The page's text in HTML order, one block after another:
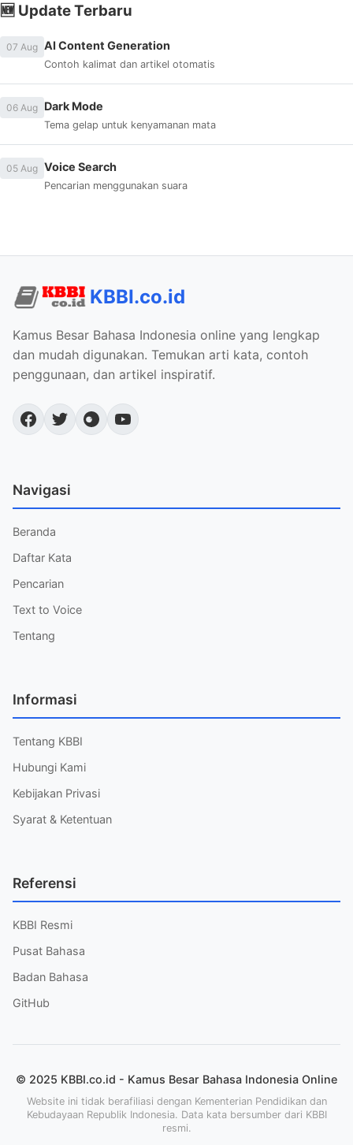
🆕 Update Terbaru
07 Aug AI Content Generation
Contoh kalimat dan artikel otomatis
06 Aug Dark Mode
Tema gelap untuk kenyamanan mata
05 Aug Voice Search
Pencarian menggunakan suara
KBBI.co.id
Kamus Besar Bahasa Indonesia online yang lengkap
dan mudah digunakan. Temukan arti kata, contoh
penggunaan, dan artikel inspiratif.
Navigasi
Beranda
Daftar Kata
Pencarian
Text to Voice
Tentang
Informasi
Tentang KBBI
Hubungi Kami
Kebijakan Privasi
Syarat & Ketentuan
Referensi
KBBI Resmi
Pusat Bahasa
Badan Bahasa
GitHub
© 2025 KBBI.co.id - Kamus Besar Bahasa Indonesia Online
Website ini tidak berafiliasi dengan Kementerian Pendidikan dan
Kebudayaan Republik Indonesia. Data kata bersumber dari KBBI
resmi.